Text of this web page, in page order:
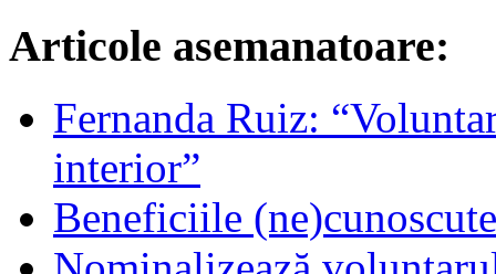
Articole asemanatoare:
Fernanda Ruiz:
interior”
Beneficiile